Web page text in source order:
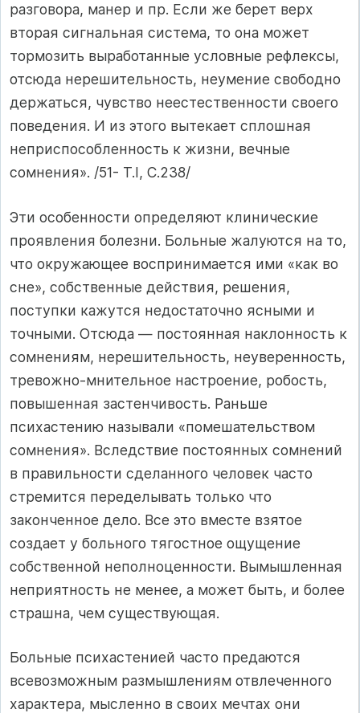
разговора, манер и пр. Если же берет верх
вторая сигнальная система, то она может
тормозить выработанные условные рефлексы,
отсюда нерешительность, неумение свободно
держаться, чувство неестественности своего
поведения. И из этого вытекает сплошная
неприспособленность к жизни, вечные
сомнения». /51- Т.I, С.238/
Эти особенности определяют клинические
проявления болезни. Больные жалуются на то,
что окружающее воспринимается ими «как во
сне», собственные действия, решения,
поступки кажутся недостаточно ясными и
точными. Отсюда — постоянная наклонность к
сомнениям, нерешительность, неуверенность,
тревожно-мнительное настроение, робость,
повышенная застенчивость. Раньше
психастению называли «помешательством
сомнения». Вследствие постоянных сомнений
в правильности сделанного человек часто
стремится переделывать только что
законченное дело. Все это вместе взятое
создает у больного тягостное ощущение
собственной неполноценности. Вымышленная
неприятность не менее, а может быть, и более
страшна, чем существующая.
Больные психастенией часто предаются
всевозможным размышлениям отвлеченного
характера, мысленно в своих мечтах они